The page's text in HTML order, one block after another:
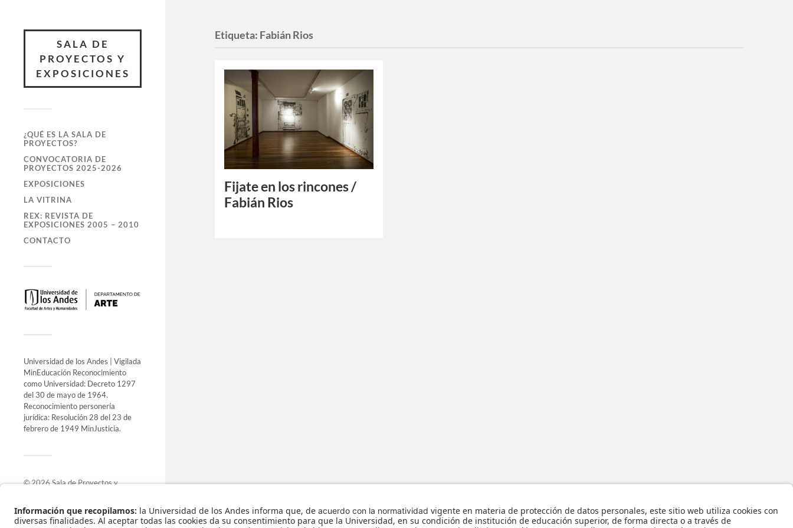
SALA DE
PROYECTOS Y
EXPOSICIONES
¿QUÉ ES LA SALA DE
PROYECTOS?
CONVOCATORIA DE
PROYECTOS 2025-2026
EXPOSICIONES
LA VITRINA
REX: REVISTA DE
EXPOSICIONES 2005 – 2010
CONTACTO
Universidad de los Andes | Vigilada
MinEducación Reconocimiento
como Universidad: Decreto 1297
del 30 de mayo de 1964.
Reconocimiento personería
jurídica: Resolución 28 del 23 de
febrero de 1949 MinJusticia.
© 2026Sala de Proyectos y
Funciona con
.
Tema deAnders Norén.
Etiqueta: Fabián Rios
Fijate en los rincones /
Fabián Rios